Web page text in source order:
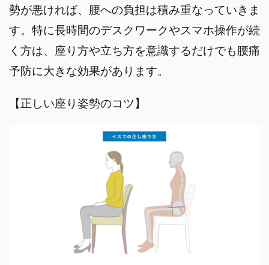
勢が悪ければ、腰への負担は積み重なっていきま
す。特に長時間のデスクワークやスマホ操作が続
く方は、座り方や立ち方を意識するだけでも腰痛
予防に大きな効果があります。
【正しい座り姿勢のコツ】